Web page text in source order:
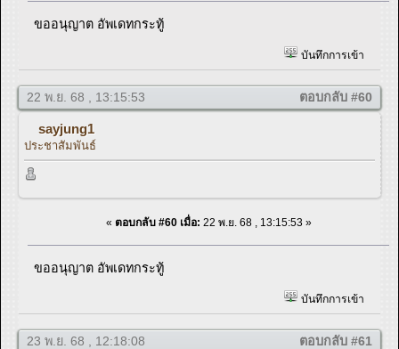
ขออนุญาต อัพเดทกระทู้
บันทึกการเข้า
22 พ.ย. 68 , 13:15:53 ตอบกลับ #60
sayjung1
ประชาสัมพันธ์
« ตอบกลับ #60 เมื่อ: 22 พ.ย. 68 , 13:15:53 »
ขออนุญาต อัพเดทกระทู้
บันทึกการเข้า
23 พ.ย. 68 , 12:18:08 ตอบกลับ #61